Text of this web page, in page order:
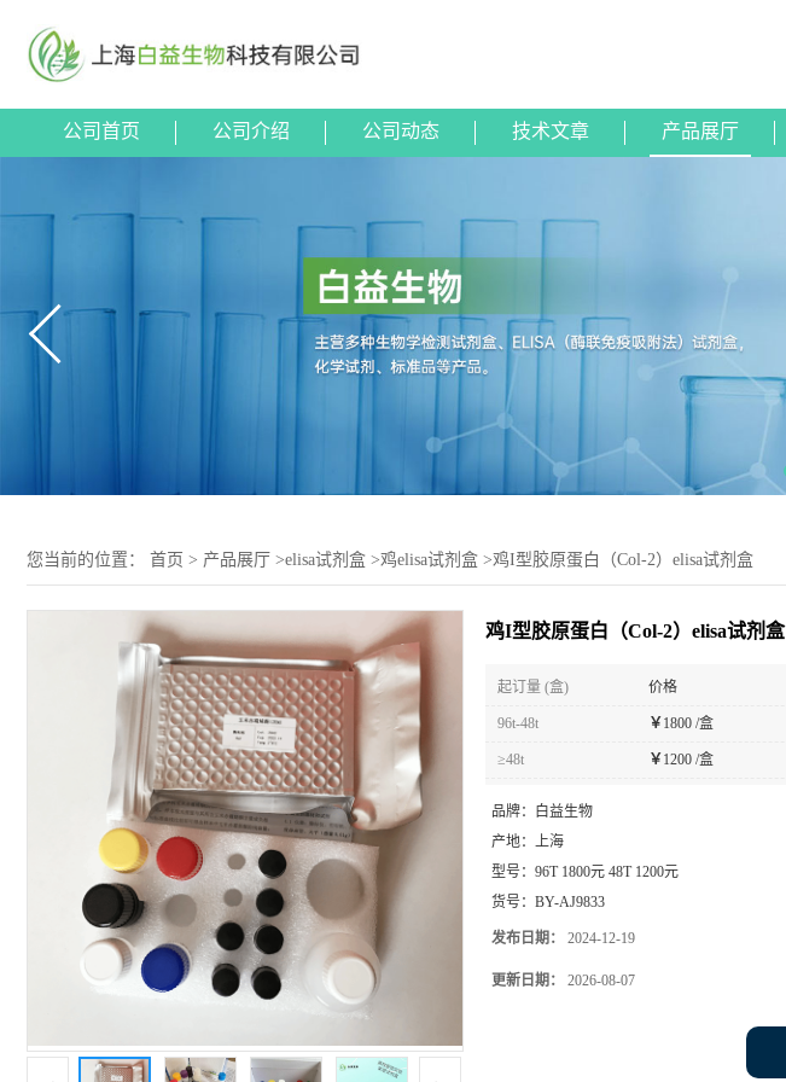
公司首页 公司介绍 公司动态 技术文章 产品展厅
您当前的位置： 首页 > 产品展厅 >elisa试剂盒 >鸡elisa试剂盒 >鸡I型胶原蛋白（Col-2）elisa试剂盒
鸡I型胶原蛋白（Col-2）elisa试剂盒
起订量 (盒) 价格
96t-48t ￥ 1800 /盒
≥48t ￥ 1200 /盒
品牌：
白益生物
产地： 上海
型号： 96T 1800元 48T 1200元
货号： BY-AJ9833
发布日期： 2024-12-19
更新日期： 2026-08-07